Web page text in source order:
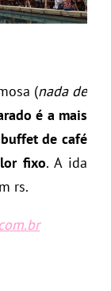
(nada de
é a mais
buffet de café
fixo. A ida
rs.